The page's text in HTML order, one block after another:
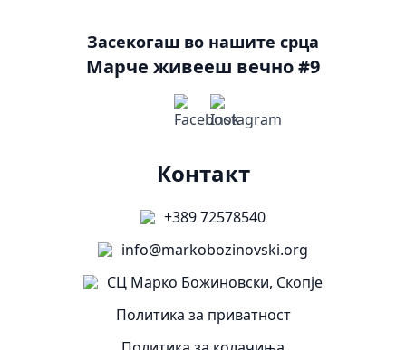
Засекогаш во нашите срца
Марче живееш вечно #9
Контакт
+389 72578540
info@markobozinovski.org
СЦ Марко Божиновски, Скопје
Политика за приватност